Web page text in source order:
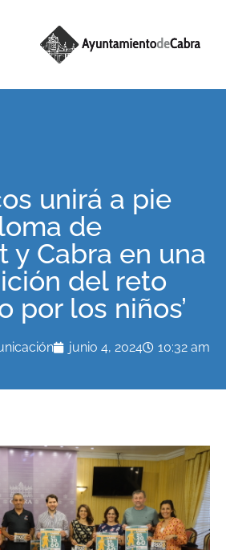
unirá a pie
de
y Cabra en una
del reto
por los niños’
junio 4, 2024 10:32 am